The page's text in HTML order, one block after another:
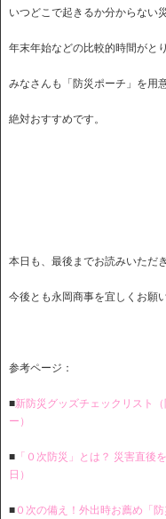
いつどこで起きるか分からない
年末年始などの比較的時間がと
みなさんも「防災ポーチ」を用
絶対おすすめです。
本日も、最後までお読みいただ
今後とも永岡商事を宜しくお願
参考ページ：
■新防災グッズチェックリスト
ー）
■ 「０次防災」とは？ 災害直後
日）
■ ０次の備え！外出時お薦め「